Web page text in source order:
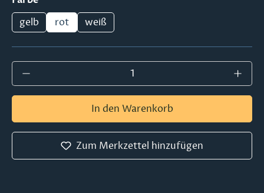
gelb
rot weiß
Produkt Anzahl: Gib den gewünschten
In den Warenkorb
Zum Merkzettel hinzufügen